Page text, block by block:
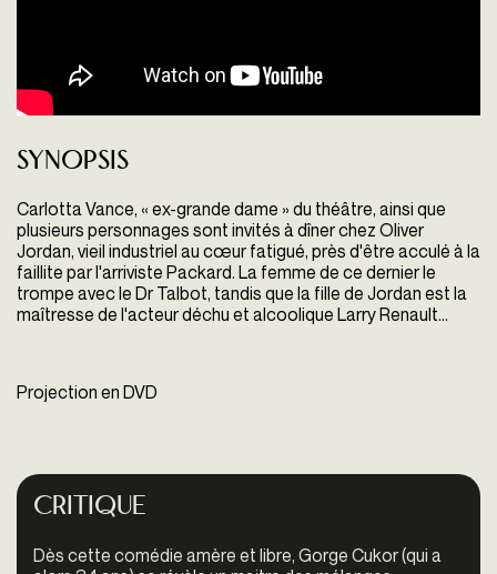
Synopsis
Carlotta Vance, « ex-grande dame » du théâtre, ainsi que
plusieurs personnages sont invités à dîner chez Oliver
Jordan, vieil industriel au cœur fatigué, près d'être acculé à la
faillite par l'arriviste Packard. La femme de ce dernier le
trompe avec le Dr Talbot, tandis que la fille de Jordan est la
maîtresse de l'acteur déchu et alcoolique Larry Renault...
Projection en DVD
Critique
Dès cette comédie amère et libre, Gorge Cukor (qui a